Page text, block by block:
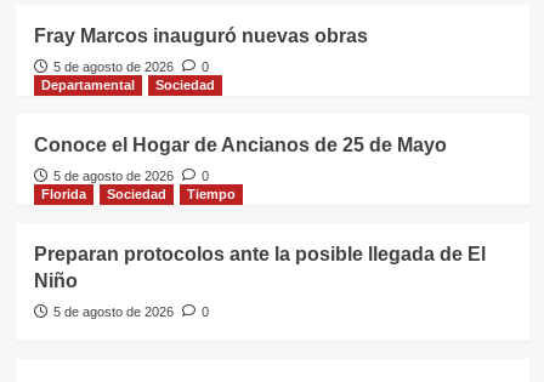
Fray Marcos inauguró nuevas obras
5 de agosto de 2026
0
Departamental
Sociedad
Conoce el Hogar de Ancianos de 25 de Mayo
5 de agosto de 2026
0
Florida
Sociedad Tiempo
Preparan protocolos ante la posible llegada de El
Niño
5 de agosto de 2026 0